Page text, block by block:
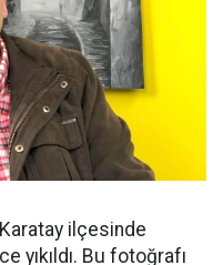
Karatay ilçesinde
yıkıldı. Bu fotoğrafı